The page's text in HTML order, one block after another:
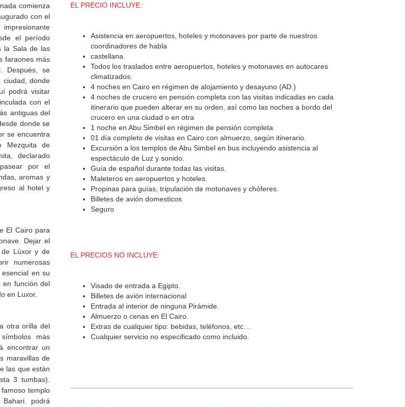
comienza
con el
el período
la Sala de las
faraones más
Después, se
ciudad, donde
podrá visitar
con el
antiguas del
donde se
se encuentra
Mezquita de
declarado
por el
aromas y
al hotel y
El Cairo para
Dejar el
de Lúxor y de
numerosas
en su
en función del
en Luxor.
otra orilla del
más
encontrar un
maravillas de
las que están
3 tumbas).
templo
podrá
EL PRECIO INCLUYE:
Asistencia en aeropuertos, hoteles y motonaves por parte de nuestros
coordinadores de habla
castellana.
Todos los traslados entre aeropuertos, hoteles y motonaves en autocares
climatizados.
4 noches en Cairo en régimen de alojamiento y desayuno (AD.)
4 noches de crucero en pensión completa con las visitas indicadas en cada
itinerario que pueden alterar en su orden, así como las noches a bordo del
crucero en una ciudad o en otra
1 noche en Abu Simbel en régimen de pensión completa
01 día completo de visitas en Cairo con almuerzo, según itinerario.
Excursión a los templos de Abu Simbel en bus incluyendo asistencia al
espectáculo de Luz y sonido.
Guía de español durante todas las visitas.
Maleteros en aeropuertos y hoteles.
Propinas para guías, tripulación de motonaves y chóferes.
Billetes de avión domesticos
Seguro
EL PRECIOS NO INCLUYE:
Visado de entrada a Egipto.
Billetes de avión internacional
Entrada al interior de ninguna Pirámide.
Almuerzo o cenas en El Cairo.
Extras de cualquier tipo: bebidas, teléfonos, etc…
Cualquier servicio no especificado como incluido.